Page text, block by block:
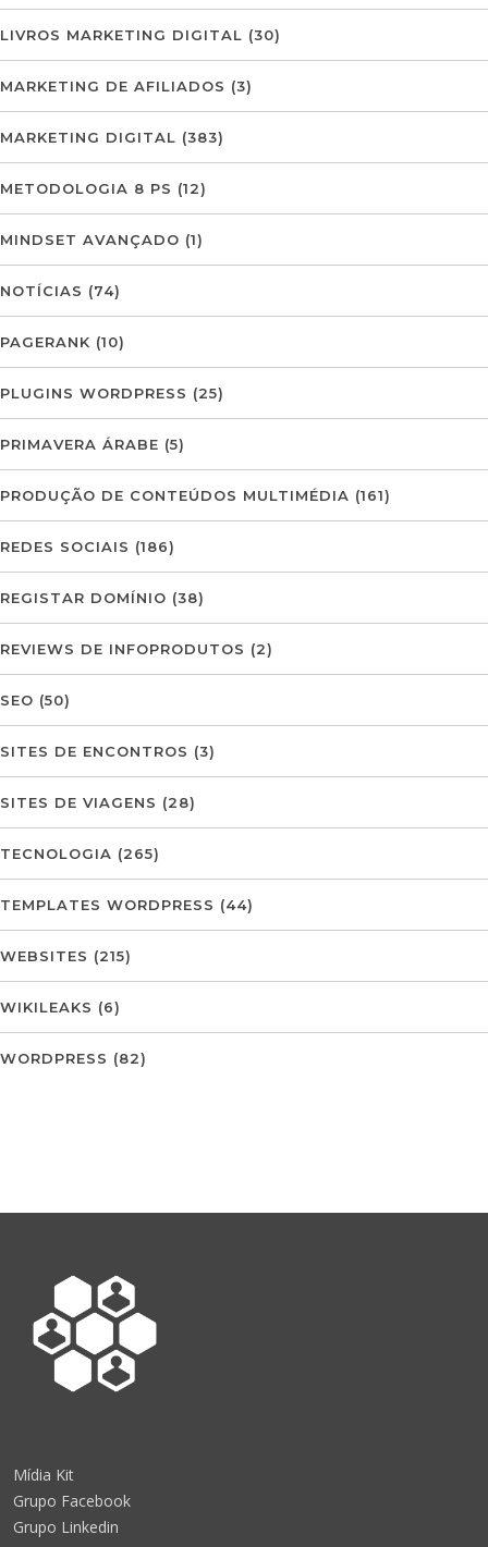
LIVROS MARKETING DIGITAL (30)
MARKETING DE AFILIADOS (3)
MARKETING DIGITAL (383)
METODOLOGIA 8 PS (12)
MINDSET AVANÇADO (1)
NOTÍCIAS (74)
PAGERANK (10)
PLUGINS WORDPRESS (25)
PRIMAVERA ÁRABE (5)
PRODUÇÃO DE CONTEÚDOS MULTIMÉDIA (161)
REDES SOCIAIS (186)
REGISTAR DOMÍNIO (38)
REVIEWS DE INFOPRODUTOS (2)
SEO (50)
SITES DE ENCONTROS (3)
SITES DE VIAGENS (28)
TECNOLOGIA (265)
TEMPLATES WORDPRESS (44)
WEBSITES (215)
WIKILEAKS (6)
WORDPRESS (82)
Mídia Kit
Grupo Facebook
Grupo Linkedin